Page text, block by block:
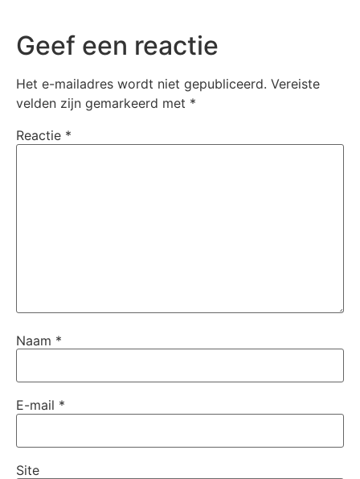
Geef een reactie
Het e-mailadres wordt niet gepubliceerd. Vereiste
velden zijn gemarkeerd met *
Reactie *
Naam *
E-mail *
Site